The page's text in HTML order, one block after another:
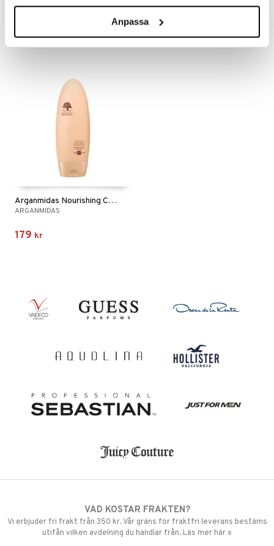
Anpassa
ARGANMIDAS ARGANMIDAS
149
Arganmidas Nourishing Curls Shampoo
ARGANMIDAS
179 kr
VAD KOSTAR FRAKTEN?
Vi erbjuder fri frakt från 350 kr. Vår gräns för fraktfri leverans bestäms
utifån vilken avdelning du handlar från. Läs mer här »